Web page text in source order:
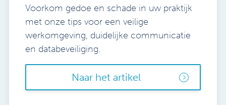
Voorkom gedoe en schade in uw praktijk
met onze tips voor een veilige
werkomgeving, duidelijke communicatie
en databeveiliging.
Naar het artikel